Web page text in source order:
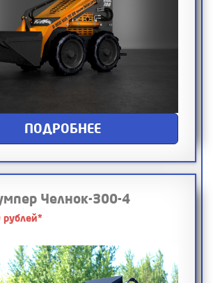
ПОДРОБНЕЕ
Челнок-300-4
рублей*